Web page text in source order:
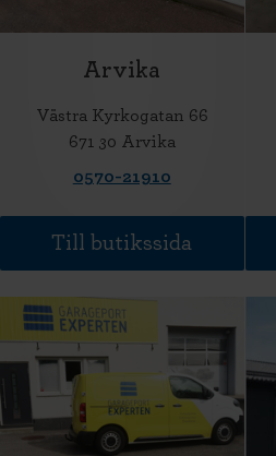
Arvika
Västra Kyrkogatan 66
671 30 Arvika
0570-21910
Till butikssida